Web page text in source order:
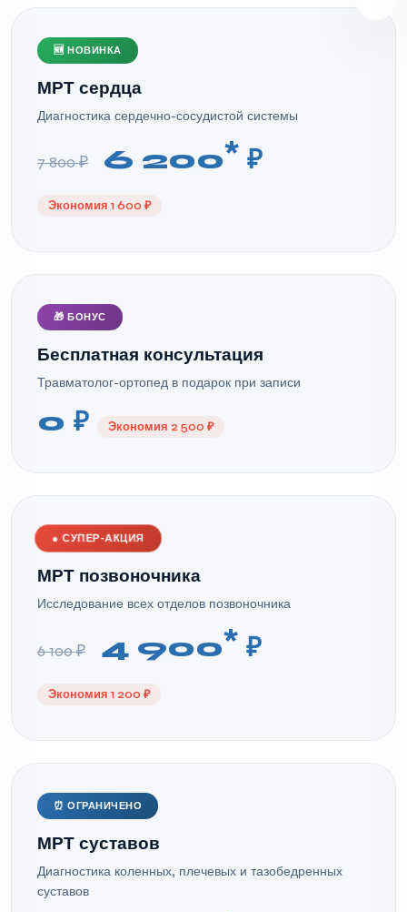
🆕 НОВИНКА
МРТ сердца
Диагностика сердечно-сосудистой системы
7 800 ₽ 6 200* ₽
Экономия 1 600 ₽
🎁 БОНУС
Бесплатная консультация
Травматолог-ортопед в подарок при записи
0 ₽ Экономия 2 500 ₽
● СУПЕР-АКЦИЯ
МРТ позвоночника
Исследование всех отделов позвоночника
6 100 ₽ 4 900* ₽
Экономия 1 200 ₽
⏰ ОГРАНИЧЕНО
МРТ суставов
Диагностика коленных, плечевых и тазобедренных
суставов